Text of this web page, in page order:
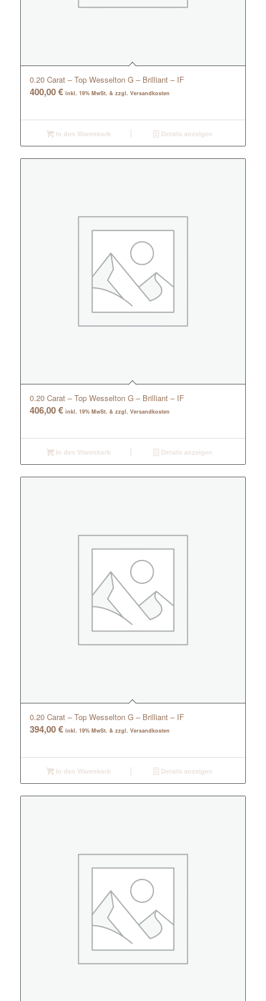
0.20 Carat – Top Wesselton G – Brilliant – IF
400,00€ inkl. 19% MwSt. & zzgl. Versandkosten
In den Warenkorb Details anzeigen
0.20 Carat – Top Wesselton G – Brilliant – IF
406,00€ inkl. 19% MwSt. & zzgl. Versandkosten
In den Warenkorb Details anzeigen
0.20 Carat – Top Wesselton G – Brilliant – IF
394,00€ inkl. 19% MwSt. & zzgl. Versandkosten
In den Warenkorb Details anzeigen